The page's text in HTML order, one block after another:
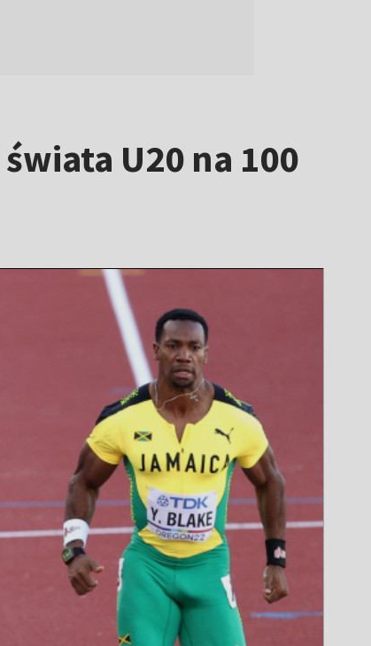
U20 na 100